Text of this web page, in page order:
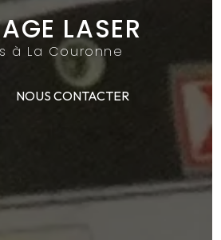
LASER
à La Couronne
NOUS CONTACTER